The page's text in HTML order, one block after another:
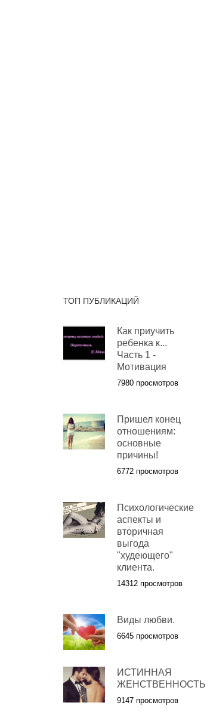
ТОП ПУБЛИКАЦИЙ
Как приучить
ребенка к...
Часть 1 -
Мотивация
7980 просмотров
Пришел конец
отношениям:
основные
причины!
6772 просмотров
Психологические
аспекты и
вторичная
выгода
"худеющего"
клиента.
14312 просмотров
Виды любви.
6645 просмотров
ИСТИННАЯ
ЖЕНСТВЕННОСТЬ
9147 просмотров